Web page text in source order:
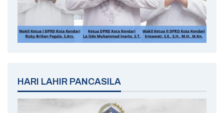
HARI LAHIR PANCASILA